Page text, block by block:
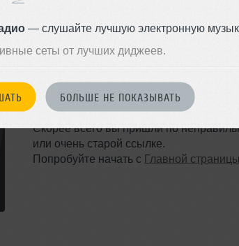
— слушайте лучшую электронную
сеты от лучших диджеев.
БОЛЬШЕ НЕ ПОКАЗЫВАТЬ
ТАКОЙ СТРАНИЦЫ НЕ
Ошибка 404
Скорее всего вы пришли по
или очень старой ссылке.
Попробуйте начать с Главной страницы